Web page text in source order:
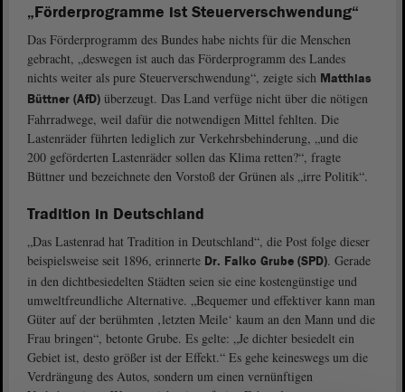
„Förderprogramme ist Steuerverschwendung“
Das Förderprogramm des Bundes habe nichts für die Menschen
gebracht, „deswegen ist auch das Förderprogramm des Landes
nichts weiter als pure Steuerverschwendung“, zeigte sich Matthias
Büttner (AfD) überzeugt. Das Land verfüge nicht über die nötigen
Fahrradwege, weil dafür die notwendigen Mittel fehlten. Die
Lastenräder führten lediglich zur Verkehrsbehinderung, „und die
200 geförderten Lastenräder sollen das Klima retten?“, fragte
Büttner und bezeichnete den Vorstoß der Grünen als „irre Politik“.
Tradition in Deutschland
„Das Lastenrad hat Tradition in Deutschland“, die Post folge dieser
beispielsweise seit 1896, erinnerte Dr. Falko Grube (SPD). Gerade
in den dichtbesiedelten Städten seien sie eine kostengünstige und
umweltfreundliche Alternative. „Bequemer und effektiver kann man
Güter auf der berühmten ‚letzten Meile‘ kaum an den Mann und die
Frau bringen“, betonte Grube. Es gelte: „Je dichter besiedelt ein
Gebiet ist, desto größer ist der Effekt.“ Es gehe keineswegs um die
Verdrängung des Autos, sondern um einen vernünftigen